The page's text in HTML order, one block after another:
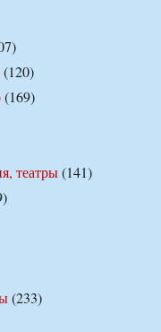
(120)
(169)
театры(141)
(233)